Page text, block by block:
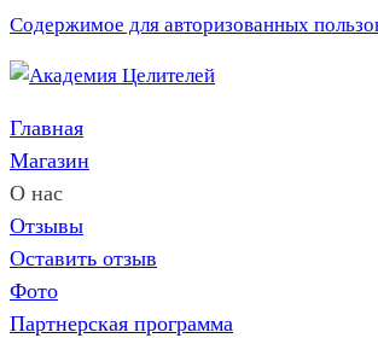
Содержимое для авторизованных
Главная
Магазин
О нас
Отзывы
Оставить отзыв
Фото
Партнерская программа